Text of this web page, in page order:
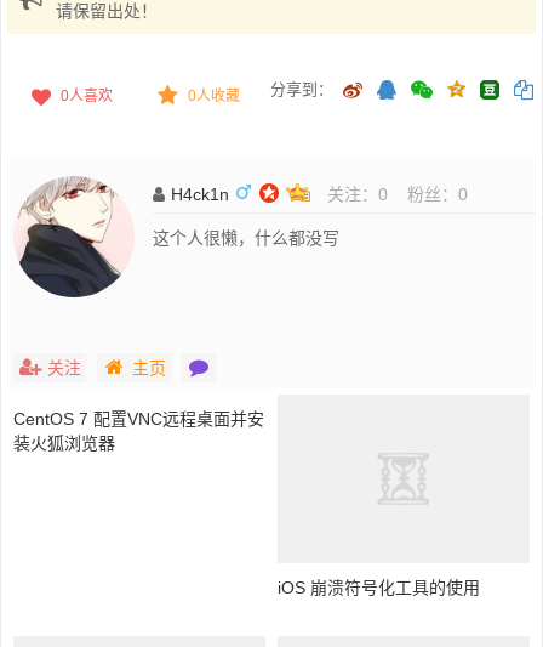
请保留出处！
0人喜欢 0人收藏 分享到：
H4ck1n 关注： 0 粉丝： 0
这个人很懒，什么都没写
关注 主页
CentOS 7 配置VNC远程桌面并安
装火狐浏览器
iOS 崩溃符号化工具的使用